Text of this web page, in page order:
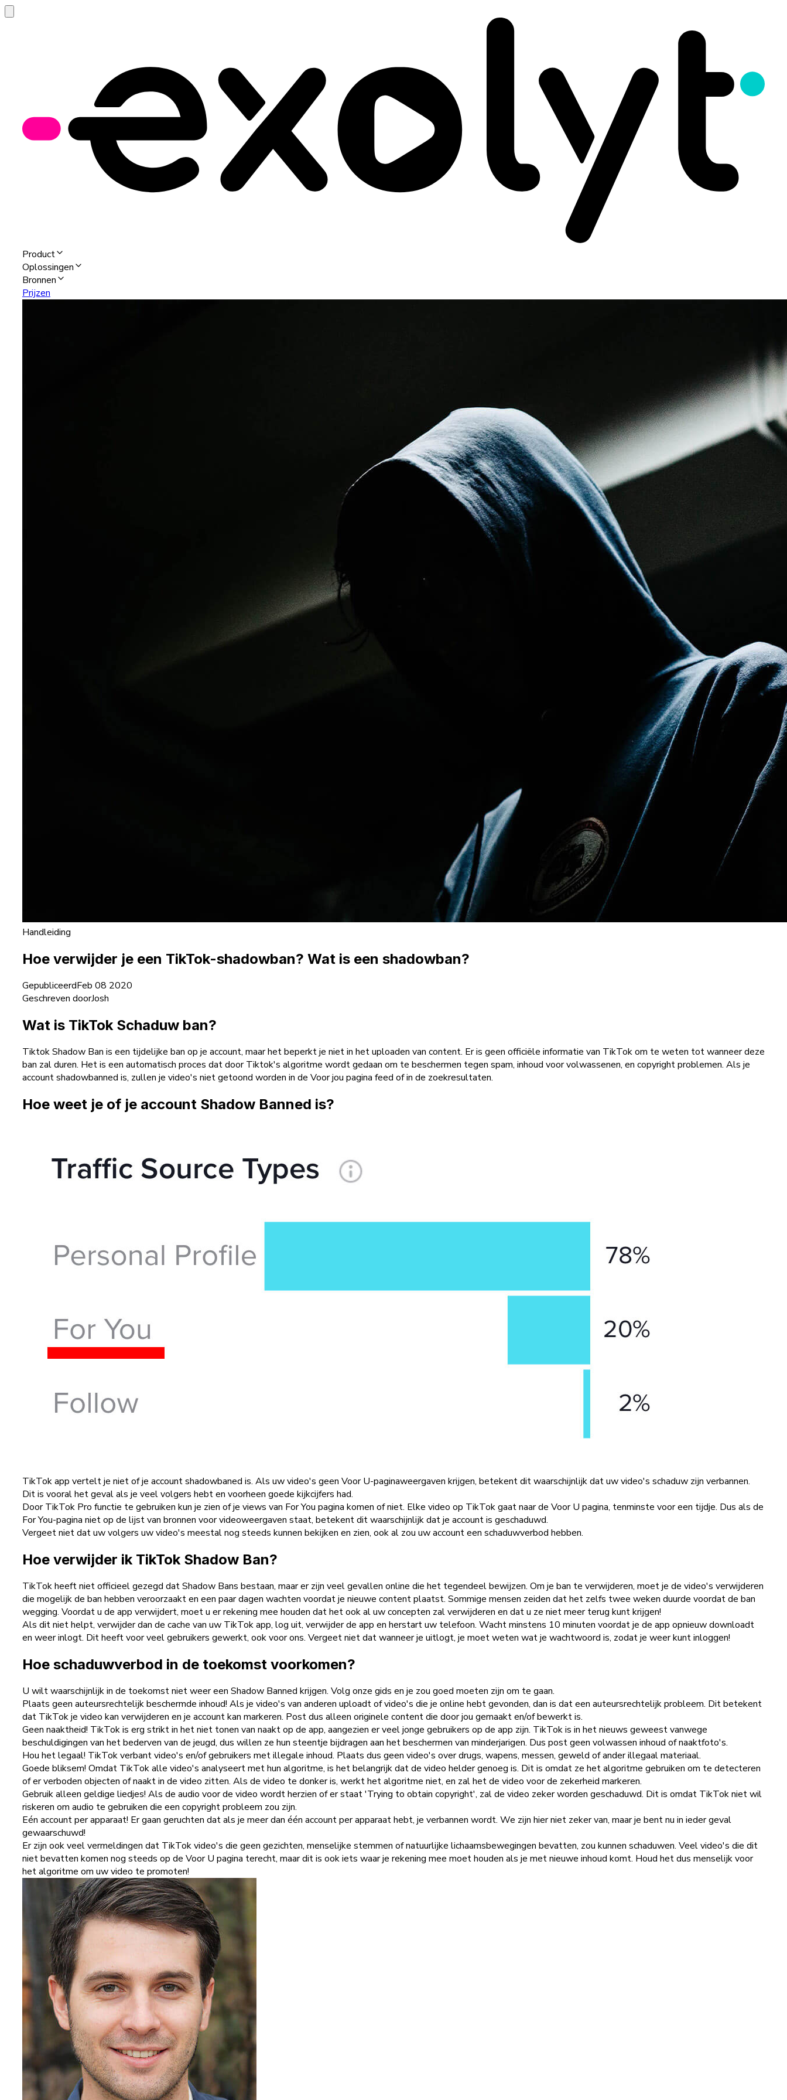
Product
Oplossingen
Bronnen
Prijzen
Handleiding
Hoe verwijder je een TikTok-shadowban? Wat is een shadowban?
GepubliceerdFeb 08 2020
Geschreven doorJosh
Wat is TikTok Schaduw ban?
Tiktok Shadow Ban is een tijdelijke ban op je account, maar het beperkt je niet in het uploaden van content. Er is geen officiële informatie van TikTok om te weten tot wanneer deze
ban zal duren. Het is een automatisch proces dat door Tiktok's algoritme wordt gedaan om te beschermen tegen spam, inhoud voor volwassenen, en copyright problemen. Als je
account shadowbanned is, zullen je video's niet getoond worden in de Voor jou pagina feed of in de zoekresultaten.
Hoe weet je of je account Shadow Banned is?
TikTok app vertelt je niet of je account shadowbaned is. Als uw video's geen Voor U-paginaweergaven krijgen, betekent dit waarschijnlijk dat uw video's schaduw zijn verbannen.
Dit is vooral het geval als je veel volgers hebt en voorheen goede kijkcijfers had.
Door TikTok Pro functie te gebruiken kun je zien of je views van For You pagina komen of niet. Elke video op TikTok gaat naar de Voor U pagina, tenminste voor een tijdje. Dus als de
For You-pagina niet op de lijst van bronnen voor videoweergaven staat, betekent dit waarschijnlijk dat je account is geschaduwd.
Vergeet niet dat uw volgers uw video's meestal nog steeds kunnen bekijken en zien, ook al zou uw account een schaduwverbod hebben.
Hoe verwijder ik TikTok Shadow Ban?
TikTok heeft niet officieel gezegd dat Shadow Bans bestaan, maar er zijn veel gevallen online die het tegendeel bewijzen. Om je ban te verwijderen, moet je de video's verwijderen
die mogelijk de ban hebben veroorzaakt en een paar dagen wachten voordat je nieuwe content plaatst. Sommige mensen zeiden dat het zelfs twee weken duurde voordat de ban
wegging. Voordat u de app verwijdert, moet u er rekening mee houden dat het ook al uw concepten zal verwijderen en dat u ze niet meer terug kunt krijgen!
Als dit niet helpt, verwijder dan de cache van uw TikTok app, log uit, verwijder de app en herstart uw telefoon. Wacht minstens 10 minuten voordat je de app opnieuw downloadt
en weer inlogt. Dit heeft voor veel gebruikers gewerkt, ook voor ons. Vergeet niet dat wanneer je uitlogt, je moet weten wat je wachtwoord is, zodat je weer kunt inloggen!
Hoe schaduwverbod in de toekomst voorkomen?
U wilt waarschijnlijk in de toekomst niet weer een Shadow Banned krijgen. Volg onze gids en je zou goed moeten zijn om te gaan.
Plaats geen auteursrechtelijk beschermde inhoud! Als je video's van anderen uploadt of video's die je online hebt gevonden, dan is dat een auteursrechtelijk probleem. Dit betekent
dat TikTok je video kan verwijderen en je account kan markeren. Post dus alleen originele content die door jou gemaakt en/of bewerkt is.
Geen naaktheid! TikTok is erg strikt in het niet tonen van naakt op de app, aangezien er veel jonge gebruikers op de app zijn. TikTok is in het nieuws geweest vanwege
beschuldigingen van het bederven van de jeugd, dus willen ze hun steentje bijdragen aan het beschermen van minderjarigen. Dus post geen volwassen inhoud of naaktfoto's.
Hou het legaal! TikTok verbant video's en/of gebruikers met illegale inhoud. Plaats dus geen video's over drugs, wapens, messen, geweld of ander illegaal materiaal.
Goede bliksem! Omdat TikTok alle video's analyseert met hun algoritme, is het belangrijk dat de video helder genoeg is. Dit is omdat ze het algoritme gebruiken om te detecteren
of er verboden objecten of naakt in de video zitten. Als de video te donker is, werkt het algoritme niet, en zal het de video voor de zekerheid markeren.
Gebruik alleen geldige liedjes! Als de audio voor de video wordt herzien of er staat 'Trying to obtain copyright', zal de video zeker worden geschaduwd. Dit is omdat TikTok niet wil
riskeren om audio te gebruiken die een copyright probleem zou zijn.
Eén account per apparaat! Er gaan geruchten dat als je meer dan één account per apparaat hebt, je verbannen wordt. We zijn hier niet zeker van, maar je bent nu in ieder geval
gewaarschuwd!
Er zijn ook veel vermeldingen dat TikTok video's die geen gezichten, menselijke stemmen of natuurlijke lichaamsbewegingen bevatten, zou kunnen schaduwen. Veel video's die dit
niet bevatten komen nog steeds op de Voor U pagina terecht, maar dit is ook iets waar je rekening mee moet houden als je met nieuwe inhoud komt. Houd het dus menselijk voor
het algoritme om uw video te promoten!